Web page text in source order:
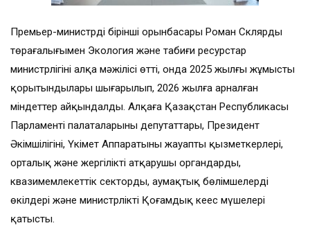
Премьер-министрдің бірінші орынбасары Роман Склярдың
төрағалығымен Экология және табиғи ресурстар
министрлігінің алқа мәжілісі өтті, онда 2025 жылғы жұмыстың
қорытындылары шығарылып, 2026 жылға арналған
міндеттер айқындалды. Алқаға Қазақстан Республикасы
Парламенті палаталарының депутаттары, Президент
Әкімшілігінің, Үкімет Аппаратының жауапты қызметкерлері,
орталық және жергілікті атқарушы органдардың,
квазимемлекеттік сектордың, аумақтық бөлімшелердің
өкілдері және министрліктің Қоғамдық кеңес мүшелері
қатысты.